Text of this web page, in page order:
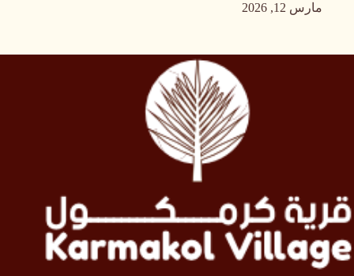
مارس 12, 2026